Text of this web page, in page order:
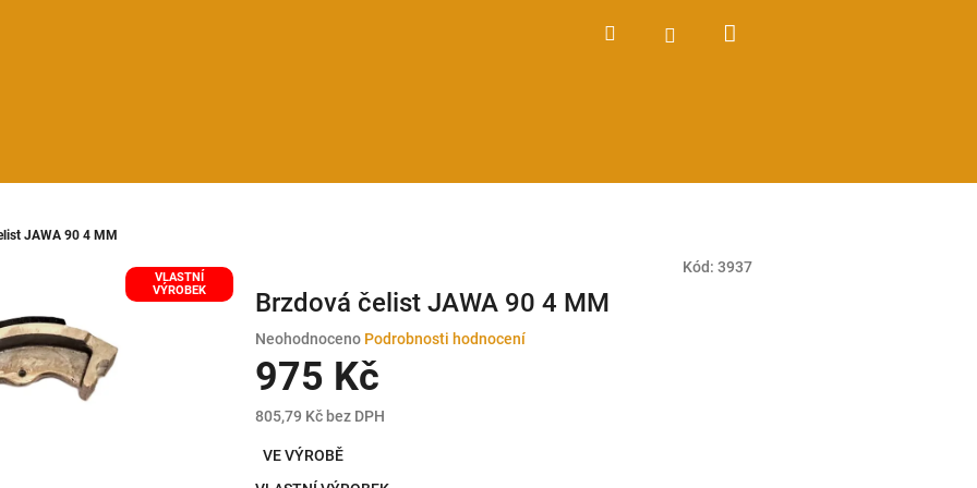
Hledat Přihlášení
JAWA 90 4 MM
VLASTNÍ
VÝROBEK
Kód: 3937
Brzdová čelist JAWA 90 4 MM
Průměrné
hodnocení
produktu
0,0
Neohodnoceno Podrobnosti hodnocení
975 Kč
805,79 Kč bez DPH
cena:
VE VÝROBĚ